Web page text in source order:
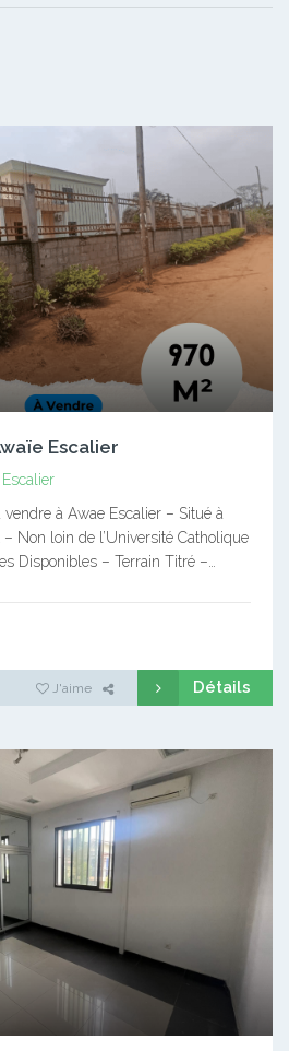
Escalier
à Awae Escalier – Situé à
Non loin de l’Université Catholique
Disponibles – Terrain Titré –…
J'aime Détails